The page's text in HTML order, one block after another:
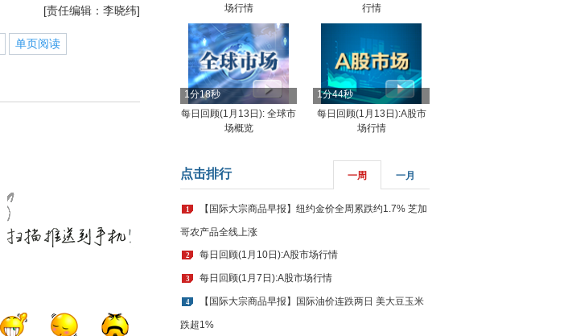
[责任编辑：李晓纬]
单页阅读
场行情
行情
1分18秒
每日回顾(1月13日): 全球市
场概览
1分44秒
每日回顾(1月13日):A股市
场行情
点击排行 一周 一月
1 【国际大宗商品早报】纽约金价全周累跌约1.7% 芝加
哥农产品全线上涨
2 每日回顾(1月10日):A股市场行情
3 每日回顾(1月7日):A股市场行情
4 【国际大宗商品早报】国际油价连跌两日 美大豆玉米
跌超1%